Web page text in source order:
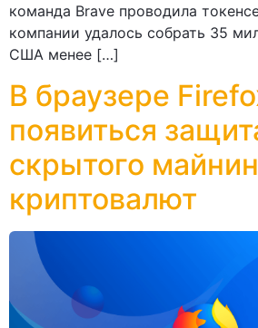
команда Brave проводила
компании удалось собрать 35
США менее […]
В браузере
появиться
скрытого
криптовалют